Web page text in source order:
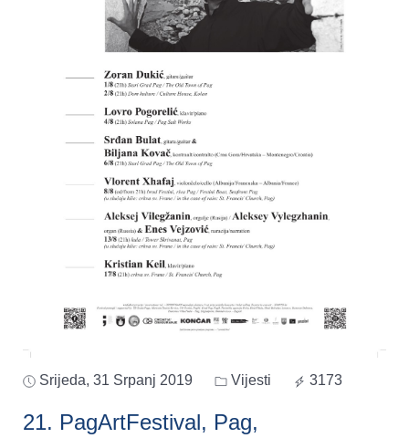
Srijeda, 31 Srpanj 2019 Vijesti 3173
21. PagArtFestival, Pag,